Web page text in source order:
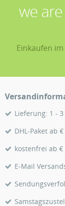
we
Einkaufen
Lieferung: 1 -
DHL-Paket ab €
kostenfrei ab €
E-Mail